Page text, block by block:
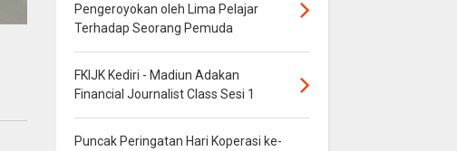
Pengeroyokan oleh Lima Pelajar
Terhadap Seorang Pemuda
FKIJK Kediri - Madiun Adakan
Financial Journalist Class Sesi 1
Puncak Peringatan Hari Koperasi ke-